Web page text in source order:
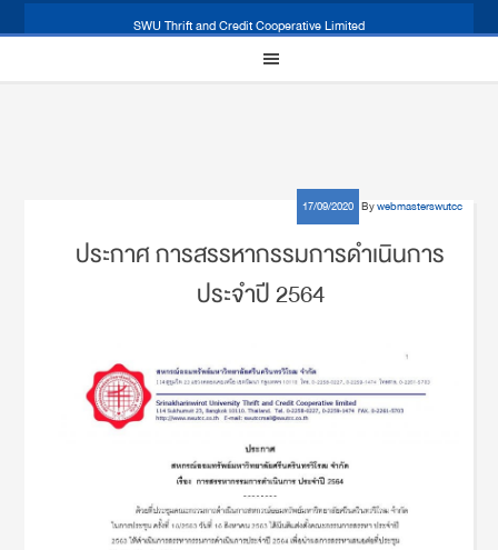
SWU Thrift and Credit Cooperative Limited
17/09/2020 Bywebmasterswutcc
ประกาศ การสรรหากรรมการดำเนินการ
ประจำปี 2564